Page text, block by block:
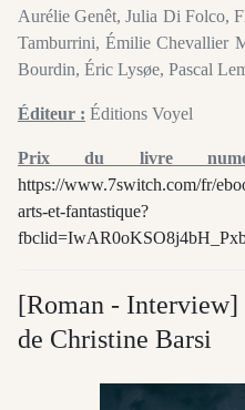
Aurélie Genêt, Julia Di Folco,
Tamburrini, Émilie Chevallier
Bourdin, Éric Lysøe, Pascal
Éditeur : Éditions Voyel
Prix du livre
https://www.7switch.com/fr/
arts-et-fantastique?
[Roman -
de Christine Barsi